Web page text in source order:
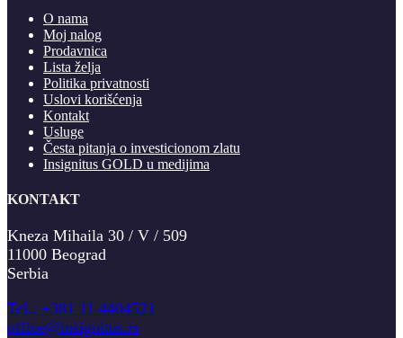
O nama
Moj nalog
Prodavnica
Lista želja
Politika privatnosti
Uslovi korišćenja
Kontakt
Usluge
Česta pitanja o investicionom zlatu
Insignitus GOLD u medijima
KONTAKT
Kneza Mihaila 30 / V / 509
11000 Beograd
Serbia
Tel.: +381 11 4404521
office@insignitus.rs